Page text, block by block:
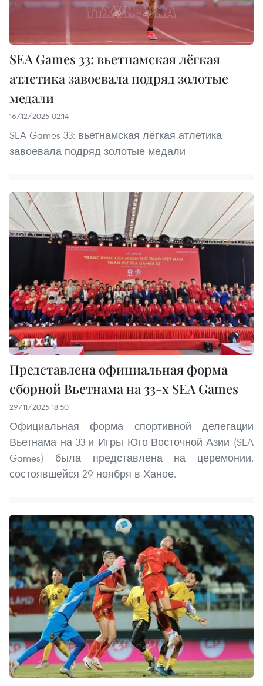
SEA Games 33: вьетнамская лёгкая
атлетика завоевала подряд золотые
медали
16/12/2025 02:14
SEA Games 33: вьетнамская лёгкая атлетика
завоевала подряд золотые медали
Представлена официальная форма
сборной Вьетнама на 33-х SEA Games
29/11/2025 18:50
Официальная форма спортивной делегации
Вьетнама на 33-и Игры Юго-Восточной Азии (SEA
Games) была представлена на церемонии,
состоявшейся 29 ноября в Ханое.